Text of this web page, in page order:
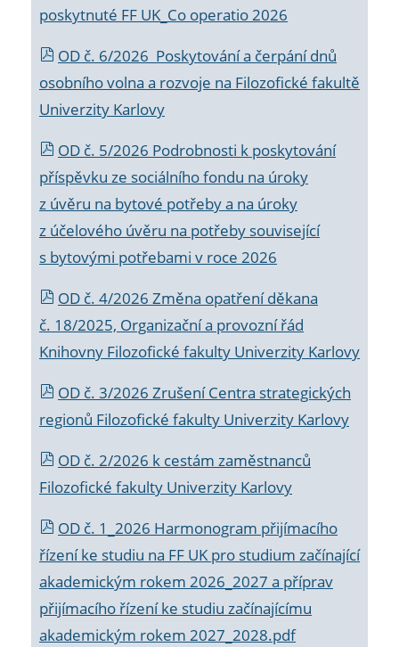
poskytnuté FF UK_Co operatio 2026
OD č. 6/2026 Poskytování a čerpání dnů
osobního volna a rozvoje na Filozofické fakultě
Univerzity Karlovy
OD č. 5/2026 Podrobnosti k poskytování
příspěvku ze sociálního fondu na úroky
z úvěru na bytové potřeby a na úroky
z účelového úvěru na potřeby související
s bytovými potřebami v roce 2026
OD č. 4/2026 Změna opatření děkana
č. 18/2025, Organizační a provozní řád
Knihovny Filozofické fakulty Univerzity Karlovy
OD č. 3/2026 Zrušení Centra strategických
regionů Filozofické fakulty Univerzity Karlovy
OD č. 2/2026 k cestám zaměstnanců
Filozofické fakulty Univerzity Karlovy
OD č. 1_2026 Harmonogram přijímacího
řízení ke studiu na FF UK pro studium začínající
akademickým rokem 2026_2027 a příprav
přijímacího řízení ke studiu začínajícímu
akademickým rokem 2027_2028.pdf